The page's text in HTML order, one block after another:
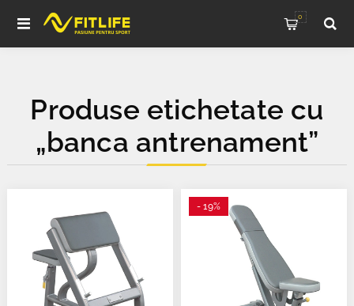
0
Produse etichetate cu
„banca antrenament”
- 19%